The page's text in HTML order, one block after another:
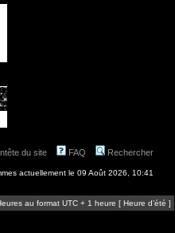
du site FAQ Rechercher
actuellement le 09 Août 2026, 10:41
au format UTC + 1 heure [ Heure d’été ]